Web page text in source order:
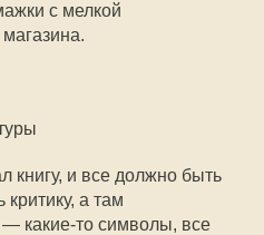
с мелкой
книгу, и все должно быть
критику, а там
— какие-то символы, все